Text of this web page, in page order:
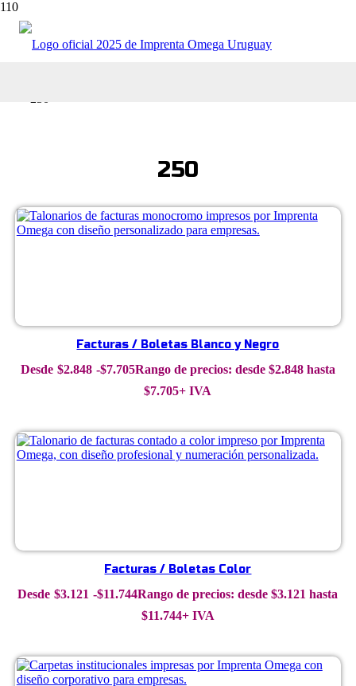
Tienda online
250
Facturas / Boletas Blanco y Negro
$2.848 -$7.705Rango de precios: desde $2.848 hasta
$7.705+ IVA
Facturas / Boletas Color
$3.121 -$11.744Rango de precios: desde $3.121 hasta
$11.744+ IVA